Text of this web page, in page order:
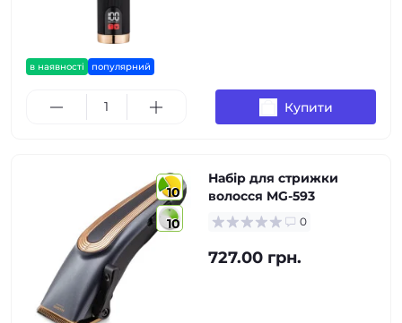
в наявності популярний
Купити
10
10
Набір для стрижки
волосся MG-593
0
727.00 грн.